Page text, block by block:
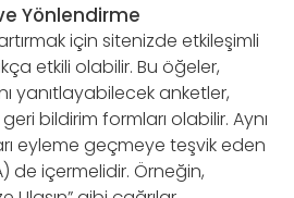
Yönlendirme
için sitenizde etkileşimli
etkili olabilir. Bu öğeler,
yanıtlayabilecek anketler,
bildirim formları olabilir. Aynı
eyleme geçmeye teşvik eden
de içermelidir. Örneğin,